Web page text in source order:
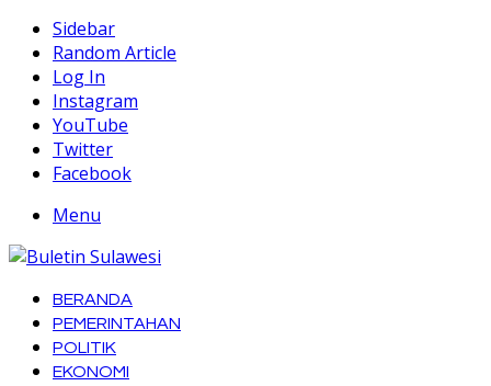
Sidebar
Random Article
Log In
Instagram
YouTube
Twitter
Facebook
Menu
BERANDA
PEMERINTAHAN
POLITIK
EKONOMI